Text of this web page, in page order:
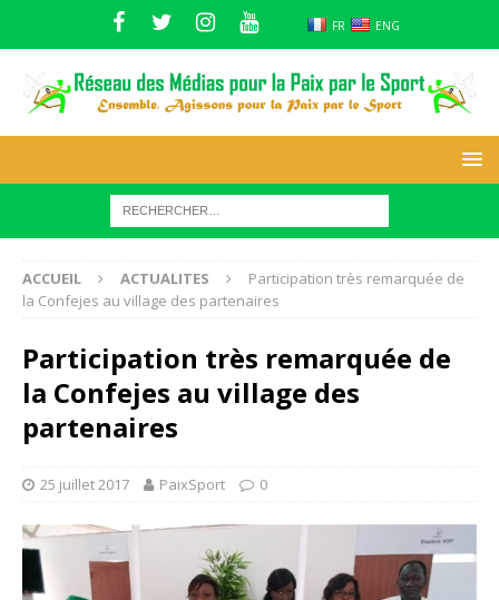
FR ENG
ACCUEIL ACTUALITES
Participation très remarquée de
la Confejes au village des partenaires
Participation très remarquée de
la Confejes au village des
partenaires
25 juillet 2017 PaixSport 0